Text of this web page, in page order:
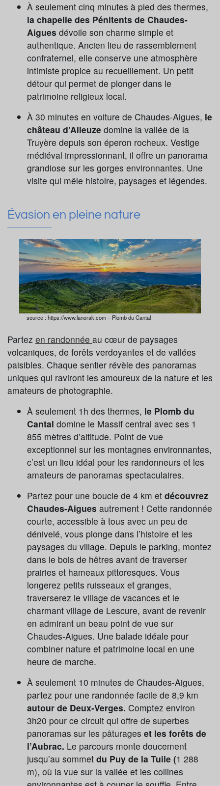
À seulement cinq minutes à pied des thermes,
la chapelle des Pénitents de Chaudes-
Aigues dévoile son charme simple et
authentique. Ancien lieu de rassemblement
confraternel, elle conserve une atmosphère
intimiste propice au recueillement. Un petit
détour qui permet de plonger dans le
patrimoine religieux local.
À 30 minutes en voiture de Chaudes-Aigues, le
château d’Alleuze domine la vallée de la
Truyère depuis son éperon rocheux. Vestige
médiéval impressionnant, il offre un panorama
grandiose sur les gorges environnantes. Une
visite qui mêle histoire, paysages et légendes.
Évasion en pleine nature
source : https://www.lanorak.com – Plomb du Cantal
Partez en randonnée au cœur de paysages
volcaniques, de forêts verdoyantes et de vallées
paisibles. Chaque sentier révèle des panoramas
uniques qui raviront les amoureux de la nature et les
amateurs de photographie.
À seulement 1h des thermes, le Plomb du
Cantal domine le Massif central avec ses 1
855 mètres d’altitude. Point de vue
exceptionnel sur les montagnes environnantes,
c’est un lieu idéal pour les randonneurs et les
amateurs de panoramas spectaculaires.
Partez pour une boucle de 4 km et découvrez
Chaudes-Aigues autrement ! Cette randonnée
courte, accessible à tous avec un peu de
dénivelé, vous plonge dans l’histoire et les
paysages du village. Depuis le parking, montez
dans le bois de hêtres avant de traverser
prairies et hameaux pittoresques. Vous
longerez petits ruisseaux et granges,
traverserez le village de vacances et le
charmant village de Lescure, avant de revenir
en admirant un beau point de vue sur
Chaudes-Aigues. Une balade idéale pour
combiner nature et patrimoine local en une
heure de marche.
À seulement 10 minutes de Chaudes-Aigues,
partez pour une randonnée facile de 8,9 km
autour de Deux-Verges. Comptez environ
3h20 pour ce circuit qui offre de superbes
panoramas sur les pâturages et les forêts de
l’Aubrac. Le parcours monte doucement
jusqu’au sommet du Puy de la Tuile (1 288
m), où la vue sur la vallée et les collines